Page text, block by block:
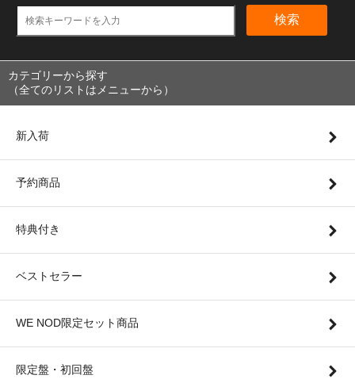
検索
カテゴリーから探す
（全てのリストはメニューから）
新入荷
予約商品
特典付き
ベストセラー
WE NOD限定セット商品
限定盤・初回盤